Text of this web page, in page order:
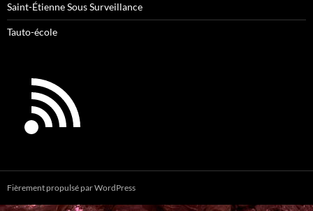
Saint-Étienne Sous Surveillance
Tauto-école
Fièrement propulsé par WordPress